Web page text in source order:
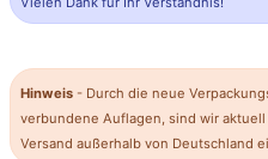
Hinweis - Durch die neue
verbundene Auflagen, sind wir
Versand außerhalb von Deutschland